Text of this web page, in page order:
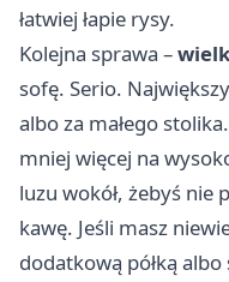
łatwiej łapie rysy.
Kolejna sprawa –
sofę. Serio.
albo za małego
mniej więcej na
luzu wokół, żebyś nie
kawę. Jeśli masz
dodatkową półką